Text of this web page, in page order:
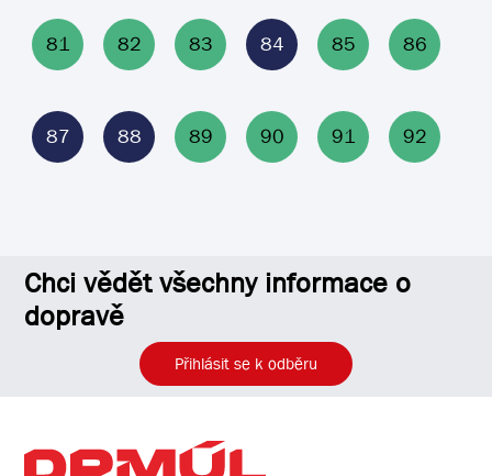
81 82 83 84 85 86
87 88 89 90 91 92
Chci vědět všechny informace o
dopravě
Přihlásit se k odběru